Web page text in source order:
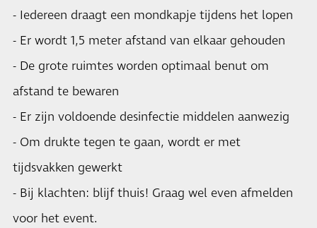
- Iedereen draagt een mondkapje tijdens het lopen
- Er wordt 1,5 meter afstand van elkaar gehouden
- De grote ruimtes worden optimaal benut om
afstand te bewaren
- Er zijn voldoende desinfectie middelen aanwezig
- Om drukte tegen te gaan, wordt er met
tijdsvakken gewerkt
- Bij klachten: blijf thuis! Graag wel even afmelden
voor het event.